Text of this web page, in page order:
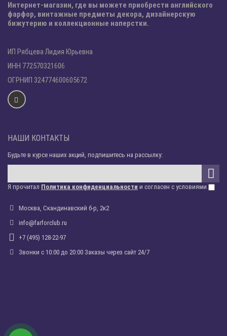
Интернет-магазин, где вы можете приобрести английского
фарфор, винтажные предметы декора, дизайнерскую
бижутерию и коллекционные наперстки.
ИП Рябцева Лидия Юрьевна
ИНН 772570321606
ОГРНИП 324774600605672
НАШИ КОНТАКТЫ
Будьте в курсе наших акций, подпишитесь на рассылку:
Я прочитал Политика конфиденциальности и согласен с условиями
Москва, Скандинавский б-р, 2к2
info@farforclub.ru
+7 (495) 128-22-97
Звонки c 10:00 до 20:00 Заказы через сайт 24/7